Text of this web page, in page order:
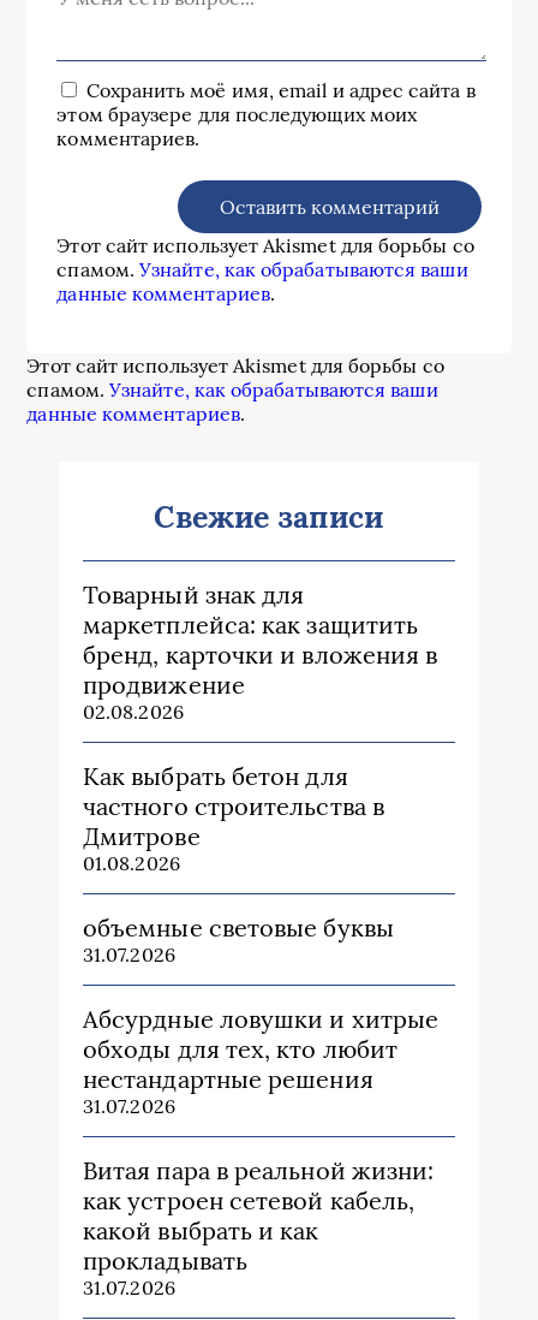
Сохранить моё имя, email и адрес сайта в
этом браузере для последующих моих
комментариев.
Этот сайт использует Akismet для борьбы со
спамом.Узнайте, как обрабатываются ваши
данные комментариев.
Этот сайт использует Akismet для борьбы со
спамом.Узнайте, как обрабатываются ваши
данные комментариев.
Свежие записи
Товарный знак для
маркетплейса: как защитить
бренд, карточки и вложения в
продвижение
02.08.2026
Как выбрать бетон для
частного строительства в
Дмитрове
01.08.2026
объемные световые буквы
31.07.2026
Абсурдные ловушки и хитрые
обходы для тех, кто любит
нестандартные решения
31.07.2026
Витая пара в реальной жизни:
как устроен сетевой кабель,
какой выбрать и как
прокладывать
31.07.2026